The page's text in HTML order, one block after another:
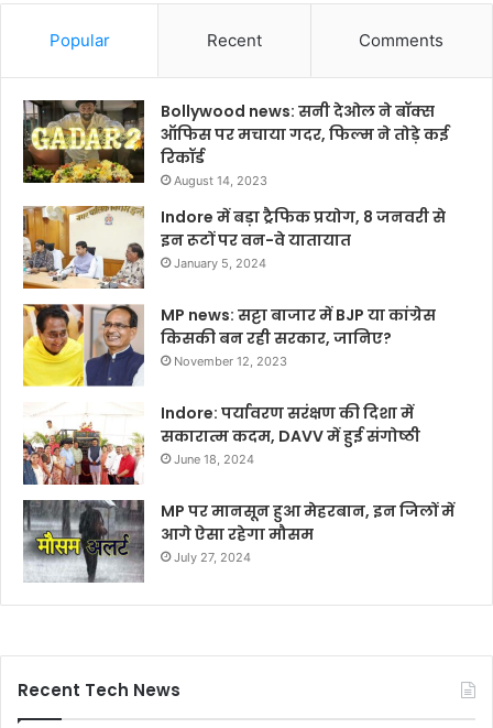
Popular Recent Comments
Bollywood news: सनी देओल ने बॉक्स
ऑफिस पर मचाया गदर, फिल्म ने तोड़े कई
रिकॉर्ड
August 14, 2023
Indore में बड़ा ट्रैफिक प्रयोग, 8 जनवरी से
इन रूटों पर वन-वे यातायात
January 5, 2024
MP news: सट्टा बाजार में BJP या कांग्रेस
किसकी बन रही सरकार, जानिए?
November 12, 2023
Indore: पर्यावरण सरंक्षण की दिशा में
सकारात्म कदम, DAVV में हुई संगोष्ठी
June 18, 2024
MP पर मानसून हुआ मेहरबान, इन जिलों में
आगे ऐसा रहेगा मौसम
July 27, 2024
Recent Tech News